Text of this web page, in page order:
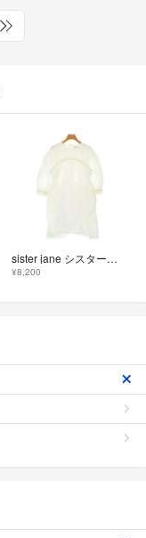
sister jane シスタージェーン ワンピース XS 白 【古着】【中古】【送料無料】
¥8,200